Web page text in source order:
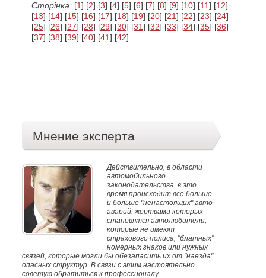
Сторінка: [1] [2] [3] [4] [5] [6] [7] [8] [9] [10] [11] [12]
[13] [14] [15] [16] [17] [18] [19] [20] [21] [22] [23] [24]
[25] [26] [27] [28] [29] [30] [31] [32] [33] [34] [35] [36]
[37] [38] [39] [40] [41] [42]
Мнение эксперта
Действительно, в области
автомобильного
законодательства, в это
время происходит все больше
и больше "ненастоящих" авто-
аварий, жертвами которых
становятся автолюбители,
которые не имеют
страхового полиса, "блатных"
номерных знаков или нужных
связей, которые могли бы обезапасить их от "наезда"
опасных структур. В связи с этим настоятельно
советую обратиться к профессионалу.